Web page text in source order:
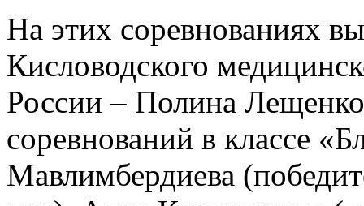
На этих соревнованиях
Кисловодского
России – Полина
соревнований в классе
Мавлимбердиева